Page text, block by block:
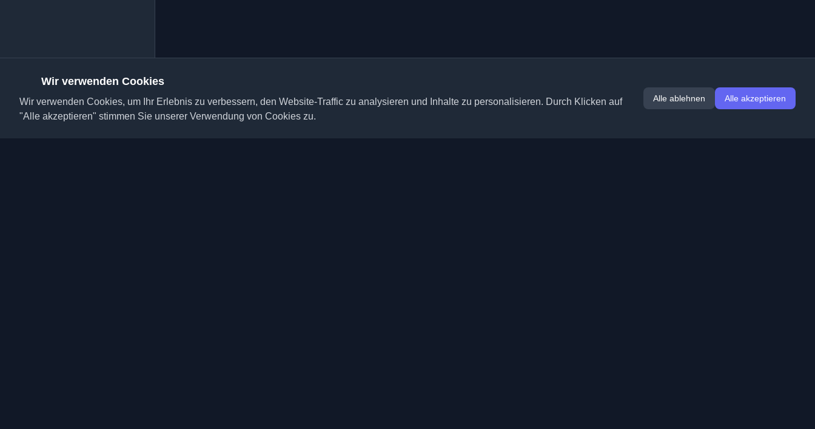
Wir verwenden Cookies
Wir verwenden Cookies, um Ihr Erlebnis zu verbessern, den Website-Traffic zu analysieren und Inhalte zu personalisieren. Durch Klicken auf
"Alle akzeptieren" stimmen Sie unserer Verwendung von Cookies zu.
Alle ablehnen Alle akzeptieren